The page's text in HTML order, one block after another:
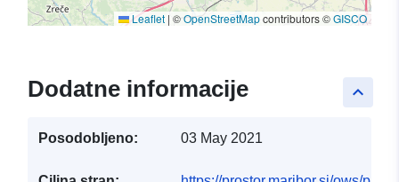
Leaflet | ©OpenStreetMapcontributors ©GISCO
keyboard_arrow_up
Dodatne informacije
Posodobljeno: 03 May 2021